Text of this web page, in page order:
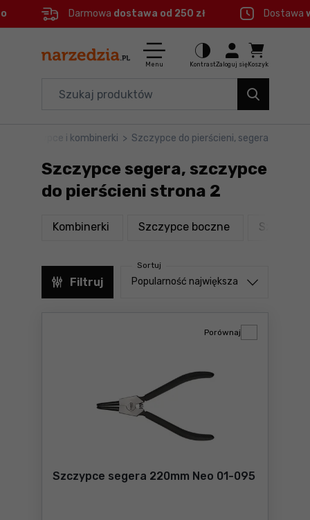
Menu główne
Filtry
Produkty
Stopka
Mapa strony
Darmowa dostawa od 250 zł Dostawa
Menu KontrastZaloguj się Koszyk
Elektronarzędzia
Akcesoria
Okazje
Szczypce i kombinerki > Szczypce do pierścieni, segera
Szczypce segera, szczypce
do pierścieni strona 2
Kombinerki produktySzczypce boczne produkty
Filtruj
Sortuj
Sortuj od
Popularność największa
Szczypce segera 220mm Neo 01-095
Porównaj